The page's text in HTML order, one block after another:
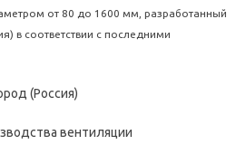
от 80 до 1600 мм, разработанный
в соответствии с последними
(Россия)
вентиляции